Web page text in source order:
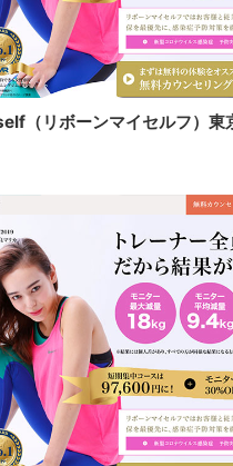
（リボーンマイセルフ）東